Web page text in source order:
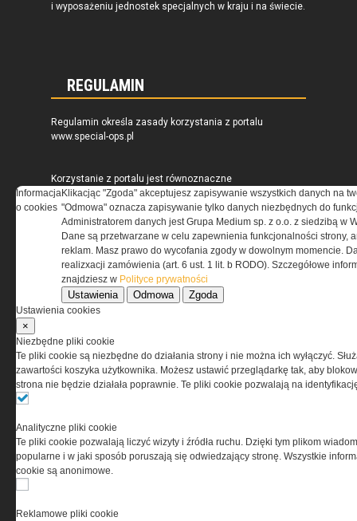
i wyposażeniu jednostek specjalnych w kraju i na świecie.
REGULAMIN
Regulamin określa zasady korzystania z portalu
www.special-ops.pl
Korzystanie z portalu jest równoznaczne
z zaakceptowaniem warunków ustanowionych
przez Grupa MEDIUM Spółka z ograniczoną
odpowiedzialnością Spółka komandytowa, nr KRS:
0000537655, NIP 1132860378, REGON 146393437
(zwana dalej Grupa MEDIUM) w postaci Regulaminu.
Przeczytaj regulamin
PRYWATNOŚĆ
informacji na Twoim komputerze. Pliki cookies stosujemy
w celu świadczenia usług na najwyższym poziomie,
w tym w sposób dostosowany do indywidualnych potrzeb.
Korzystanie z witryny bez zmiany ustawień dotyczących
dokonać zmiany ustawień przeglądarki dotyczących
Informacja
o cookies
Klikacjąc "Zgoda" akceptujesz zapisywanie wszystkich danych na
"Odmowa" oznacza zapisywanie tylko danych niezbędnych do
Administratorem danych jest Grupa Medium sp. z o.o. z siedzibą w
Dane są przetwarzane w celu zapewnienia funkcjonalności strony,
reklam. Masz prawo do wycofania zgody w dowolnym momencie.
realizxacji zamówienia (art. 6 ust. 1 lit. b RODO). Szczegółowe
znajdziesz w Polityce prywatności
Ustawienia Odmowa Zgoda
Ustawienia cookies
×
Niezbędne pliki cookie
Te pliki cookie są niezbędne do działania strony i nie można ich wyłączyć.
zawartości koszyka użytkownika. Możesz ustawić przeglądarkę tak, aby
strona nie będzie działała poprawnie. Te pliki cookie pozwalają na
Analityczne pliki cookie
Te pliki cookie pozwalają liczyć wizyty i źródła ruchu. Dzięki tym plikom
popularne i w jaki sposób poruszają się odwiedzający stronę. Wszystkie
cookie są anonimowe.
Reklamowe pliki cookie